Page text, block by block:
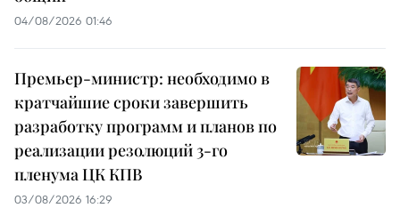
04/08/2026 01:46
Премьер-министр: необходимо в
кратчайшие сроки завершить
разработку программ и планов по
реализации резолюций 3-го
пленума ЦК КПВ
03/08/2026 16:29